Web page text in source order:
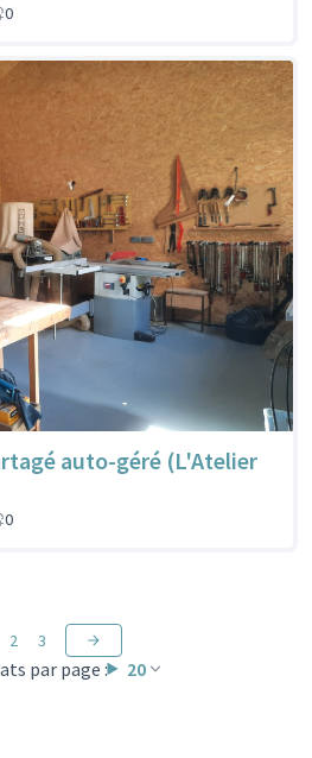
0
auto-géré (L'Atelier
0
par page : 20
2 3